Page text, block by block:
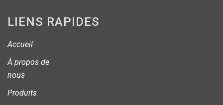
LIENS RAPIDES
Accueil
À propos de
nous
Produits